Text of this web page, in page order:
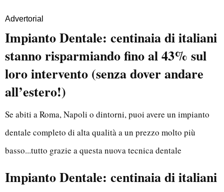
Advertorial
Impianto Dentale: centinaia di italiani
stanno risparmiando fino al 43% sul
loro intervento (senza dover andare
all’estero!)
Se abiti a Roma, Napoli o dintorni, puoi avere un impianto
dentale completo di alta qualità a un prezzo molto più
basso...tutto grazie a questa nuova tecnica dentale
Impianto Dentale: centinaia di italiani